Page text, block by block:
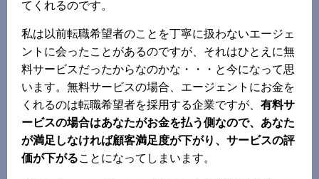
てくれるのです。
私は以前転職希望者のことを丁寧に扱わないエージェ
ントに会ったことがあるのですが、それはひとえに無
料サービスだったからなのかな・・・と今になって思
います。無料サービスの場合、エージェントにお金を
くれるのは転職希望者を採用する企業ですが、 有料サ
ービスの場合はあなたがお金を払う側なので、あなた
が満足しなければ顧客満足度が下がり、サービスの評
価が下がることになってしまいます。